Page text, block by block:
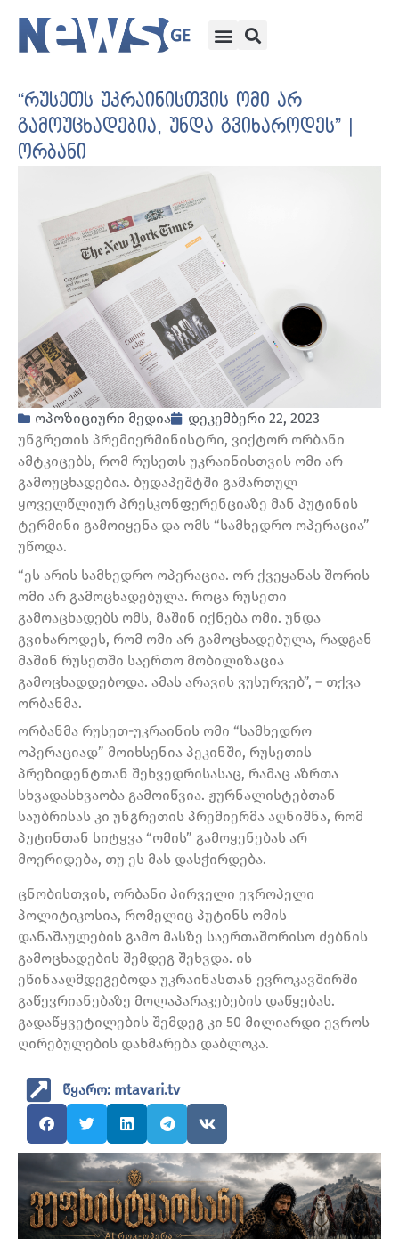
“რუსეთს უკრაინისთვის ომი არ
გამოუცხადებია, უნდა გვიხაროდეს” |
ორბანი
ოპოზიციური მედია
დეკემბერი 22, 2023
უნგრეთის პრემიერმინისტრი, ვიქტორ ორბანი
ამტკიცებს, რომ რუსეთს უკრაინისთვის ომი არ
გამოუცხადებია. ბუდაპეშტში გამართულ
ყოველწლიურ პრესკონფერენციაზე მან პუტინის
ტერმინი გამოიყენა და ომს “სამხედრო ოპერაცია”
უწოდა.
“ეს არის სამხედრო ოპერაცია. ორ ქვეყანას შორის
ომი არ გამოცხადებულა. როცა რუსეთი
გამოაცხადებს ომს, მაშინ იქნება ომი. უნდა
გვიხაროდეს, რომ ომი არ გამოცხადებულა, რადგან
მაშინ რუსეთში საერთო მობილიზაცია
გამოცხადდებოდა. ამას არავის ვუსურვებ”, – თქვა
ორბანმა.
ორბანმა რუსეთ-უკრაინის ომი “სამხედრო
ოპერაციად” მოიხსენია პეკინში, რუსეთის
პრეზიდენტთან შეხვედრისასაც, რამაც აზრთა
სხვადასხვაობა გამოიწვია. ჟურნალისტებთან
საუბრისას კი უნგრეთის პრემიერმა აღნიშნა, რომ
პუტინთან სიტყვა “ომის” გამოყენებას არ
მოერიდება, თუ ეს მას დასჭირდება.
ცნობისთვის, ორბანი პირველი ევროპელი
პოლიტიკოსია, რომელიც პუტინს ომის
დანაშაულების გამო მასზე საერთაშორისო ძებნის
გამოცხადების შემდეგ შეხვდა. ის
ეწინააღმდეგებოდა უკრაინასთან ევროკავშირში
გაწევრიანებაზე მოლაპარაკებების დაწყებას.
გადაწყვეტილების შემდეგ კი 50 მილიარდი ევროს
ღირებულების დახმარება დაბლოკა.
წყარო: mtavari.tv